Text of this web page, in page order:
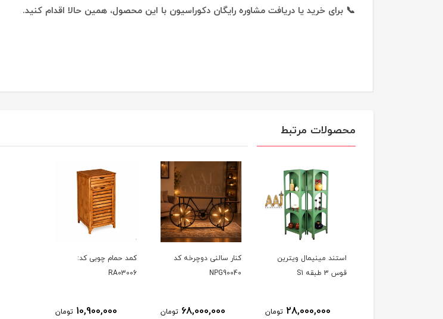
📞 برای خرید یا دریافت مشاوره رایگان دکوراسیون با این محصول، همین حالا اقدام کنید.
محصولات مرتبط
استند مینیمال ویترین
قوس 3 طبقه S1
28,000,000 تومان
کنار سالنی دوچرخه کد
NPG90040
68,000,000 تومان
کمد حمام چوبی کد:
RA03006
10,900,000 تومان